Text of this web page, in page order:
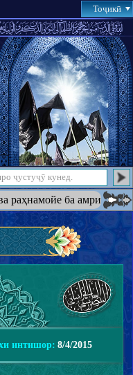
Тоҷикӣ
худ қарор дода
интишор: 8/4/2015